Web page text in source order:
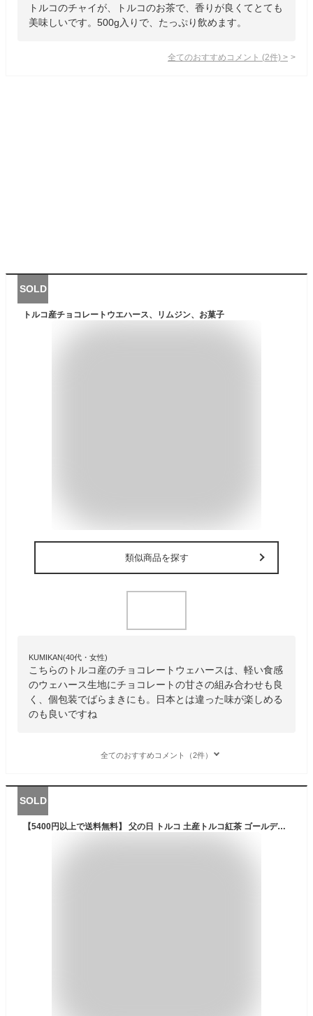
トルコのチャイが、トルコのお茶で、香りが良くてとても
美味しいです。500g入りで、たっぷり飲めます。
全てのおすすめコメント (2件) >
SOLD
トルコ産チョコレートウエハース、リムジン、お菓子
類似商品を探す
KUMIKAN(40代・女性)
こちらのトルコ産のチョコレートウェハースは、軽い食感
のウェハース生地にチョコレートの甘さの組み合わせも良
く、個包装でばらまきにも。日本とは違った味が楽しめる
のも良いですね
全てのおすすめコメント（2件）
SOLD
【5400円以上で送料無料】 父の日 トルコ 土産トルコ紅茶 ゴールデンイスタンブール ティーバッグ 個包装 ばらまき チャイクル CAYKUR 【251268】